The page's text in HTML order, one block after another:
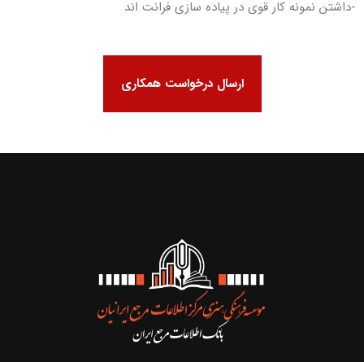
-داشتن نمونه کار قوی در پیاده سازی فرانت اند
ارسال درخواست همکاری